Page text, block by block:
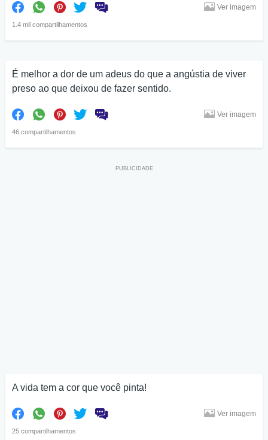
1.4 mil compartilhamentos
Ver imagem
É melhor a dor de um adeus do que a angústia de viver
preso ao que deixou de fazer sentido.
46 compartilhamentos
Ver imagem
A vida tem a cor que você pinta!
25 compartilhamentos
Ver imagem